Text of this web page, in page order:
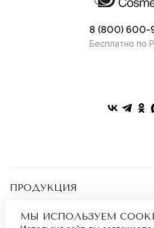
8 (800) 600-
Бесплатно по
ПРОДУКЦИЯ
Наборы
ПОКУПАТЕЛЯМ
Бонусная программа
МЫ ИСПОЛЬЗУЕМ